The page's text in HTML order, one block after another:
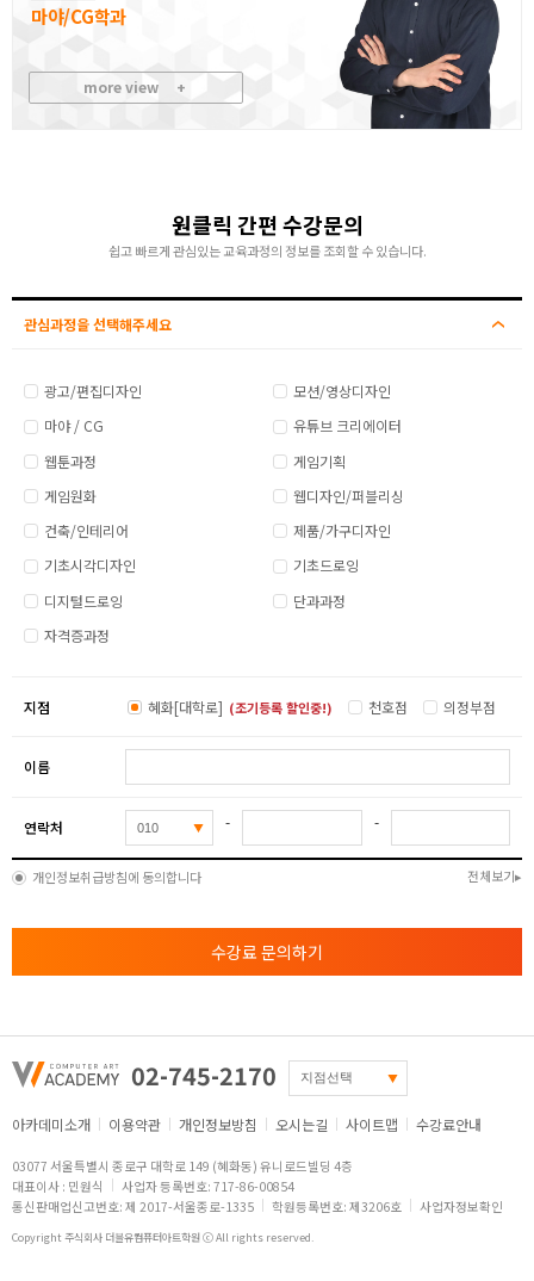
마야/CG
more view +
원클릭 간편 수강문의
쉽고 빠르게 관심있는 교육과정의 정보를 조회할 수 있습니다.
관심과정을 선택해주세요
광고/편집디자인
모션/영상디자인
마야 / CG
유튜브 크리에이터
웹툰과정
게임기획
게임원화
웹디자인/퍼블리싱
건축/인테리어
제품/가구디자인
기초시각디자인
기초드로잉
디지털드로잉
단과과정
자격증과정
지점 혜화[대학로] (조기등록 할인중!) 천호점 의정부점
이름
연락처 - -
개인정보취급방침에 동의합니다 전체보기
수강료 문의하기
02-745-2170
아카데미소개 이용약관 개인정보방침 오시는길 사이트맵 수강료안내
03077 서울특별시 종로구 대학로 149 (혜화동) 유니로드빌딩 4층
대표이사 : 민원식
사업자 등록번호: 717-86-00854
통신판매업신고번호: 제 2017-서울종로-1335
학원등록번호: 제3206호 사업자정보확인
Copyright 주식회사 더블유컴퓨터아트학원 ⓒ All rights reserved.